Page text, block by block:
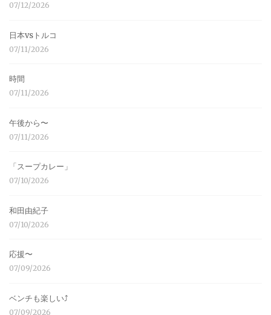
07/12/2026
日本vsトルコ
07/11/2026
時間
07/11/2026
午後から〜
07/11/2026
「スープカレー」
07/10/2026
和田由紀子
07/10/2026
応援〜
07/09/2026
ベンチも楽しい⤴︎
07/09/2026